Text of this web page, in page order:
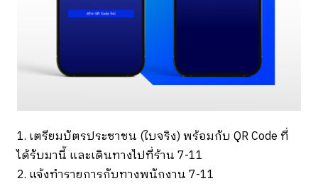
1. เตรียมบัตรประชาชน (ใบจริง) พร้อมกับ QR Code ที่
ได้รับมานี้ และเดินทางไปที่ร้าน 7-11
2. แจ้งทำรายการกับทางพนักงาน 7-11